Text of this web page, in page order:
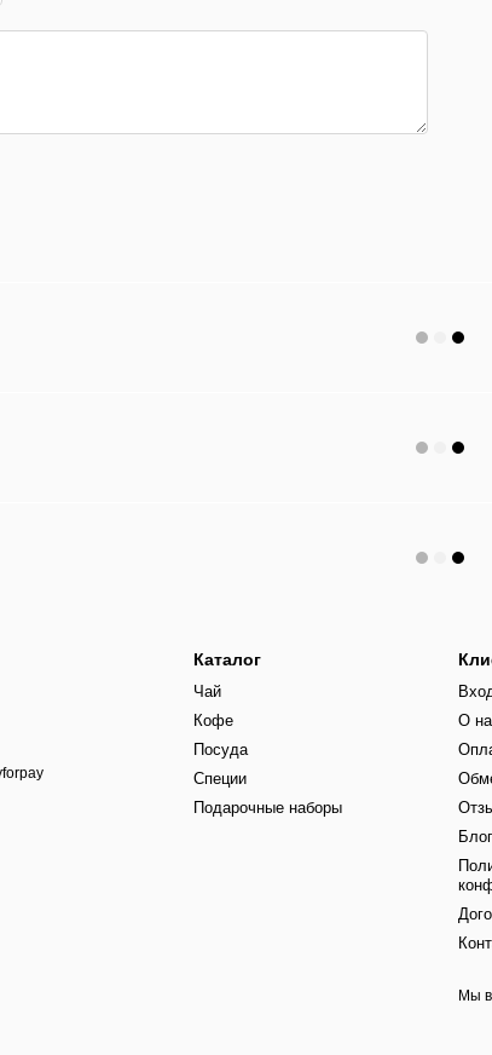
Каталог
Чай
Кофе
Посуда
Специи
Подарочные наборы
О
Блог
Мы